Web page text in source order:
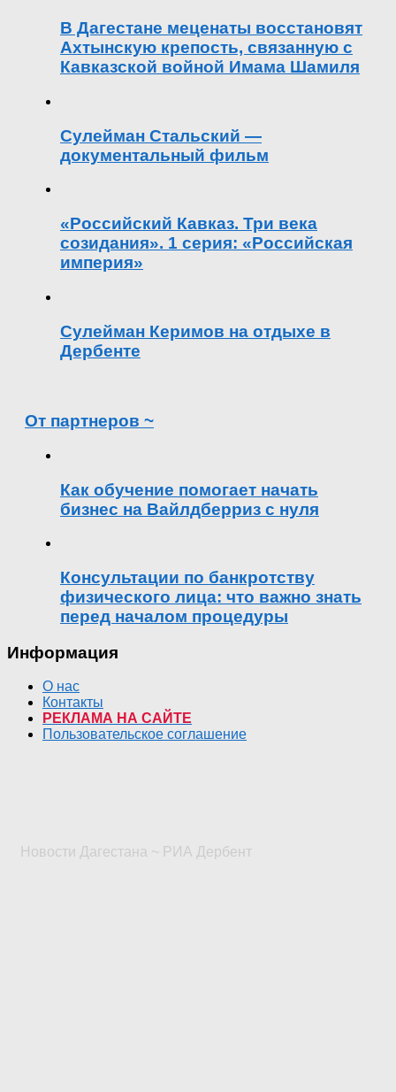
В Дагестане меценаты восстановят
Ахтынскую крепость, связанную с
Кавказской войной Имама Шамиля
Сулейман Стальский —
документальный фильм
«Российский Кавказ. Три века
созидания». 1 серия: «Российская
империя»
Сулейман Керимов на отдыхе в
Дербенте
От партнеров ~
Как обучение помогает начать
бизнес на Вайлдберриз с нуля
Консультации по банкротству
физического лица: что важно знать
перед началом процедуры
Информация
О нас
Контакты
РЕКЛАМА НА САЙТЕ
Пользовательское соглашение
Новости Дагестана ~ РИА Дербент